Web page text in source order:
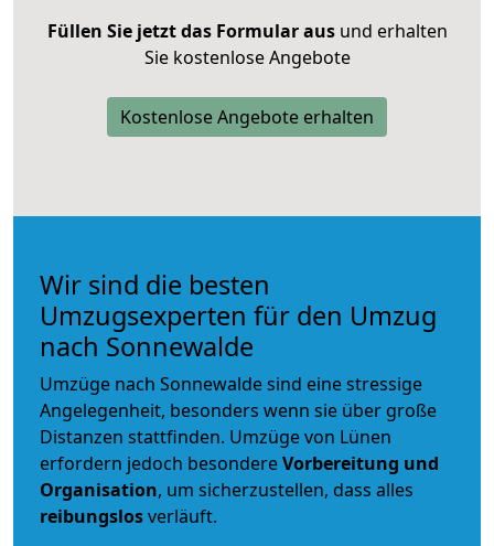
Füllen Sie jetzt das Formular ausund erhalten
Sie kostenlose Angebote
Kostenlose Angebote erhalten
Wir sind die besten
Umzugsexperten für den Umzug
nach Sonnewalde
Umzüge nach Sonnewalde sind eine stressige
Angelegenheit, besonders wenn sie über große
Distanzen stattfinden. Umzüge von Lünen
erfordern jedoch besondereVorbereitung und
Organisation, um sicherzustellen, dass alles
reibungslosverläuft.